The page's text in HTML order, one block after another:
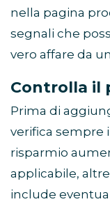
nella pagina
segnali che
vero affare da
Controlla il
Prima di
verifica sempre
risparmio
applicabile,
include